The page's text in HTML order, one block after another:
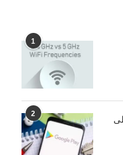
1
2